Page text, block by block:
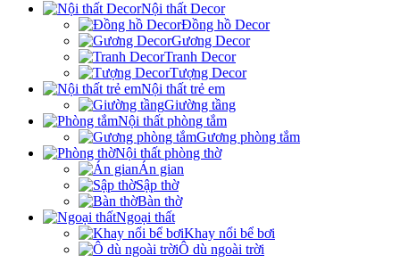
Nội thất Decor
Đồng hồ Decor
Gương Decor
Tranh Decor
Tượng Decor
Nội thất trẻ em
Giường tầng
Nội thất phòng tắm
Gương phòng tắm
Nội thất phòng thờ
Án gian
Sập thờ
Bàn thờ
Ngoại thất
Khay nổi bể bơi
Ô dù ngoài trời